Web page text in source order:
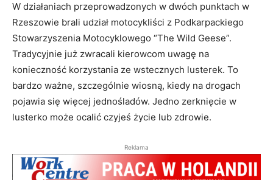
W działaniach przeprowadzonych w dwóch punktach w
Rzeszowie brali udział motocykliści z Podkarpackiego
Stowarzyszenia Motocyklowego “The Wild Geese”.
Tradycyjnie już zwracali kierowcom uwagę na
konieczność korzystania ze wstecznych lusterek. To
bardzo ważne, szczególnie wiosną, kiedy na drogach
pojawia się więcej jednośladów. Jedno zerknięcie w
lusterko może ocalić czyjeś życie lub zdrowie.
Reklama